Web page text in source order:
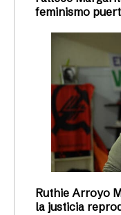
feminismo
Ruthie Arroyo
la justicia